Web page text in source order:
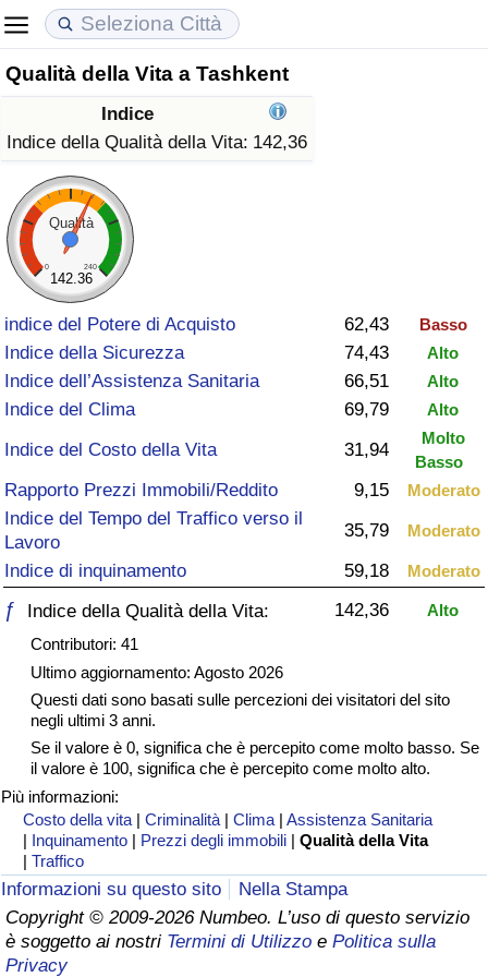
Qualità della Vita a Tashkent
Indice
Indice della Qualità della Vita: 142,36
Qualità
0 240
142.36
indice del Potere di Acquisto 62,43 Basso
Indice della Sicurezza 74,43 Alto
Indice dell’Assistenza Sanitaria 66,51 Alto
Indice del Clima 69,79 Alto
Indice del Costo della Vita 31,94
Molto
Basso
Rapporto Prezzi Immobili/Reddito 9,15 Moderato
Indice del Tempo del Traffico verso il
Lavoro
35,79 Moderato
Indice di inquinamento 59,18 Moderato
ƒ Indice della Qualità della Vita: 142,36
Alto
Contributori: 41
Ultimo aggiornamento: Agosto 2026
Questi dati sono basati sulle percezioni dei visitatori del sito
negli ultimi 3 anni.
Se il valore è 0, significa che è percepito come molto basso. Se
il valore è 100, significa che è percepito come molto alto.
Più informazioni:
Costo della vita |Criminalità |Clima |Assistenza Sanitaria
| Inquinamento | Prezzi degli immobili |Qualità della Vita
|Traffico
Informazioni su questo sito
Nella Stampa
Copyright © 2009-2026 Numbeo. L’uso di questo servizio
è soggetto ai nostri Termini di Utilizzo e Politica sulla
Privacy
Costo della vita
Indice Del Costo Della Vita (corrente)
Indice Del Costo Della Vita
Indice del Costo della Vita per Nazione
ad Aqaba
Prezzi degli immobili
Indice del Prezzo delle Case (Corrente)
Indice del Prezzo delle Case
Indice del Prezzo delle Case per Nazione
Qualità della Vita
Indice della Qualità della Vita
Indice della Qualità della Vita (Corrente)
Indice della qualità della vita per Paese
Criminalità
Indice del Tasso di Criminalità (Corrente)
Indice della Criminalità
Assistenza Sanitaria
Indice dell’Assistenza Sanitaria (Corrente)
Indice dell’Assistenza Sanitaria
Indice dell’Assistenza Sanitaria per
Nazione
Inquinamento
Indice dell’Inquinamento (Corrente)
Indice di inquinamento
Indice dell’Inquinamento per Nazione